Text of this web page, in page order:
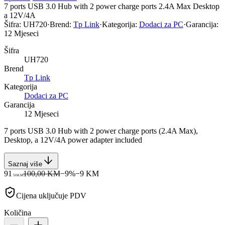
7 ports USB 3.0 Hub with 2 power charge ports 2.4A Max Desktop
a 12V/4A
Šifra: UH720·Brend: Tp Link·Kategorija: Dodaci za PC·Garancija:
12 Mjeseci
Šifra
UH720
Brend
Tp Link
Kategorija
Dodaci za PC
Garancija
12 Mjeseci
7 ports USB 3.0 Hub with 2 power charge ports (2.4A Max),
Desktop, a 12V/4A power adapter included
Saznaj više
91 50KM100,00 KM−9%−9KM
Cijena uključuje PDV
Količina